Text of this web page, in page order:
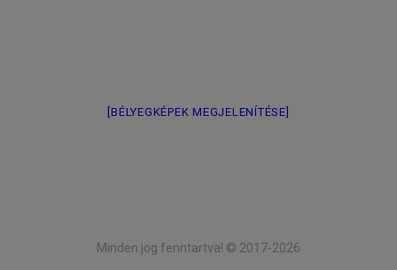
[BÉLYEGKÉPEK MEGJELENÍTÉSE]
Minden jog fenntartva! © 2017-2026